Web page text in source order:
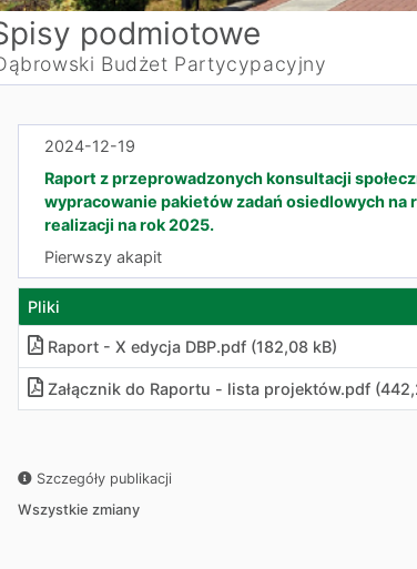
podmiotowe
Budżet Partycypacyjny
2024-12-19
Raport z przeprowadzonych konsultacji
wypracowanie pakietów zadań osiedlowych
realizacji na rok 2025.
Pierwszy akapit
Pliki
Raport - X edycja DBP.pdf (182,08 kB)
Załącznik do Raportu - lista projektów.pdf
Szczegóły publikacji
Wszystkie zmiany